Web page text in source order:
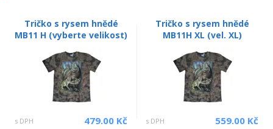
Tričko s rysem hnědé
MB11 H (vyberte velikost)
s DPH 479.00 Kč
Tričko s rysem hnědé
MB11H XL (vel. XL)
s DPH 559.00 Kč